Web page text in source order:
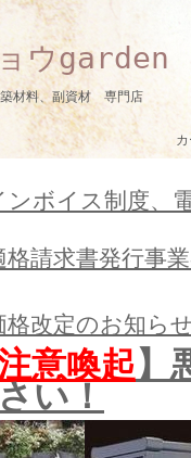
ウgarden
材料、副資材 専門店
ンボイス制度、
格請求書発行事
格改定のお知ら
意喚起】
い！